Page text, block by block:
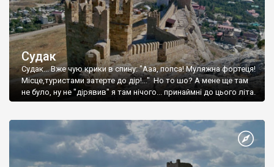
Судак
Судак... Вже чую крики в спину: "Ааа, попса! Муляжна фортеця!
Місце,туристами затерте до дір!..." Но то шо? А мене ще там
не було, ну не "дірявив" я там нічого... принаймні до цього літа.